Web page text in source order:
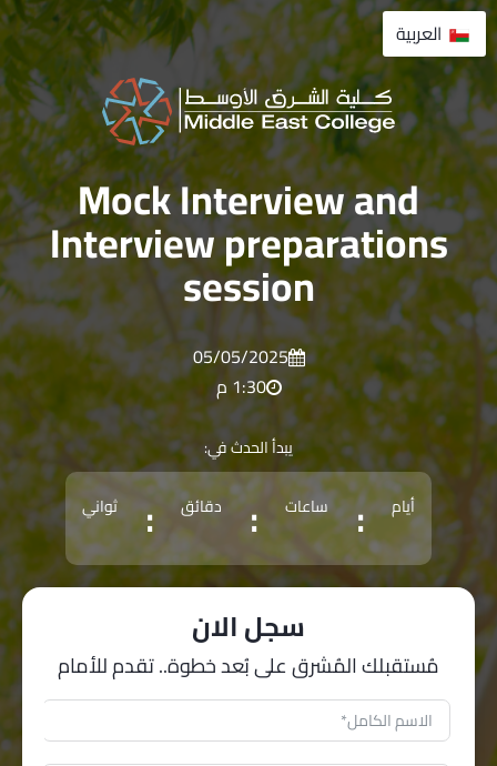
التخطي
إلى
المحتوى
العربية
Mock Interview and
Interview preparations
session
05/05/2025
1:30 م
يبدأ الحدث في:
أيام : ساعات : دقائق : ثواني
سجل الان
مُستقبلك المُشرق على بُعد خطوة.. تقدم للأمام